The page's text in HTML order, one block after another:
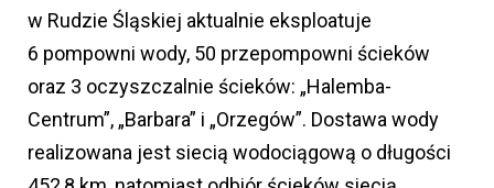
w Rudzie Śląskiej aktualnie eksploatuje
6 pompowni wody, 50 przepompowni ścieków
oraz 3 oczyszczalnie ścieków: „Halemba-
Centrum”, „Barbara” i „Orzegów”. Dostawa wody
realizowana jest siecią wodociągową o długości